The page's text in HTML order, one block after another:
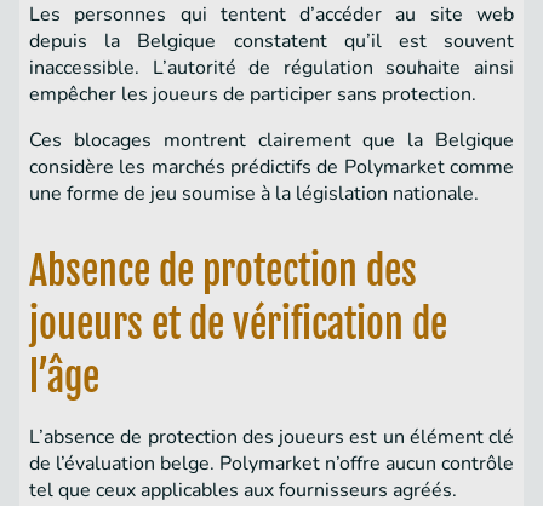
Les personnes qui tentent d’accéder au site web
depuis la Belgique constatent qu’il est souvent
inaccessible. L’autorité de régulation souhaite ainsi
empêcher les joueurs de participer sans protection.
Ces blocages montrent clairement que la Belgique
considère les marchés prédictifs de Polymarket comme
une forme de jeu soumise à la législation nationale.
Absence de protection des
joueurs et de vérification de
l’âge
L’absence de protection des joueurs est un élément clé
de l’évaluation belge. Polymarket n’offre aucun contrôle
tel que ceux applicables aux fournisseurs agréés.